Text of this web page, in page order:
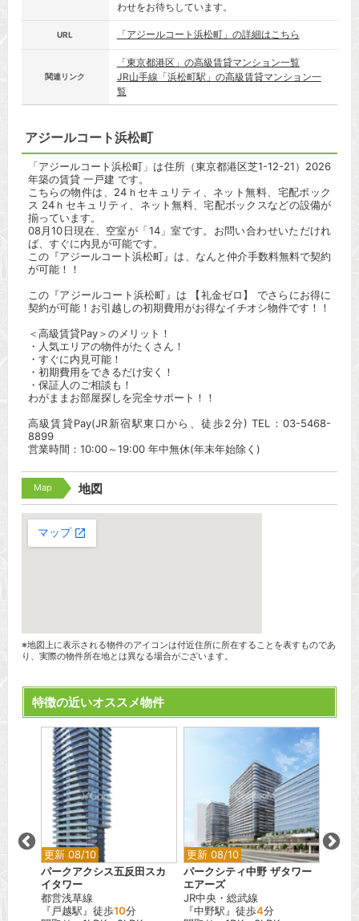
わせをお待ちしています。
URL 「アジールコート浜松町」の詳細はこちら
関連リンク
「東京都港区」の高級賃貸マンション一覧
JR山手線「浜松町駅」の高級賃貸マンション一
覧
アジールコート浜松町
「アジールコート浜松町」は住所（東京都港区芝1-12-21）2026
年築の賃貸 一戸建 です。
こちらの物件は、24ｈセキュリティ、ネット無料、宅配ボック
ス 24ｈセキュリティ、ネット無料、宅配ボックスなどの設備が
揃っています。
08月10日現在、空室が「14」室です。お問い合わせいただけれ
ば、すぐに内見が可能です。
この『アジールコート浜松町』は、なんと仲介手数料無料で契約
が可能！！
この『アジールコート浜松町』は 【礼金ゼロ】 でさらにお得に
契約が可能！お引越しの初期費用がお得なイチオシ物件です！！
＜高級賃貸Pay＞のメリット！
・人気エリアの物件がたくさん！
・すぐに内見可能！
・初期費用をできるだけ安く！
・保証人のご相談も！
わがままお部屋探しを完全サポート！！
高級賃貸Pay(JR新宿駅東口から、徒歩2分) TEL：03-5468-
8899
営業時間：10:00～19:00 年中無休(年末年始除く)
Map 地図
※地図上に表示される物件のアイコンは付近住所に所在することを表すものであ
り、実際の物件所在地とは異なる場合がございます。
特徴の近いオススメ物件
更新 08/10
パークアクシス五反田スカ
イタワー
都営浅草線
『戸越駅』徒歩10分
更新 08/10
パークシティ中野 ザタワー
エアーズ
JR中央・総武線
『中野駅』徒歩4分
更新